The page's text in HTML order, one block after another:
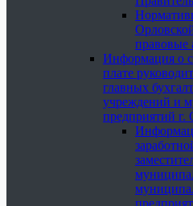
правовые
Информация о
плате
главных
учреждений и
предприятий г.